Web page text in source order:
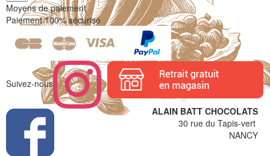
Moyens de paiement
Paiement 100% sécurisé
ALAIN BATT CHOCOLATS
30 rue du Tapis-vert
NANCY
Suivez-nous